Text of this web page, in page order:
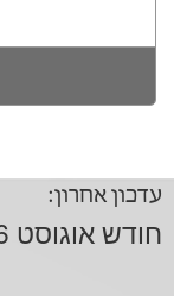
עדכון אחרון:
חודש אוגוסט 2026